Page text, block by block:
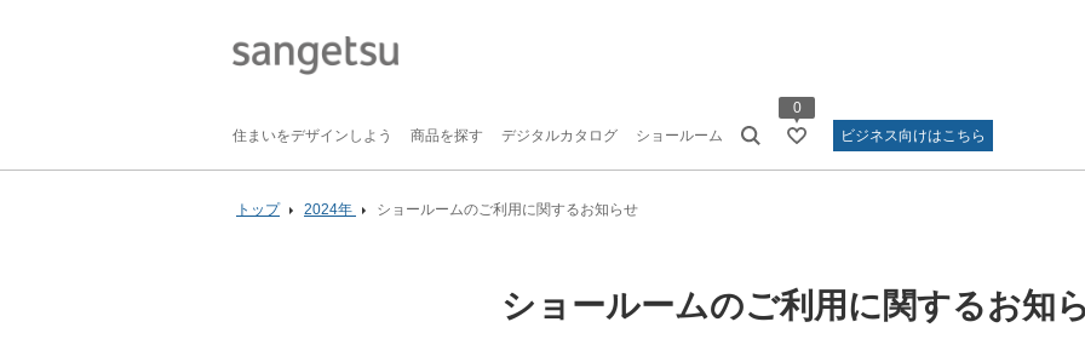
住まいをデザインしよう 商品を探す デジタルカタログ ショールーム
0
ビジネス向けはこちら
トップ 2024年 ショールームのご利用に関するお知らせ
ショールームのご利用に関するお知